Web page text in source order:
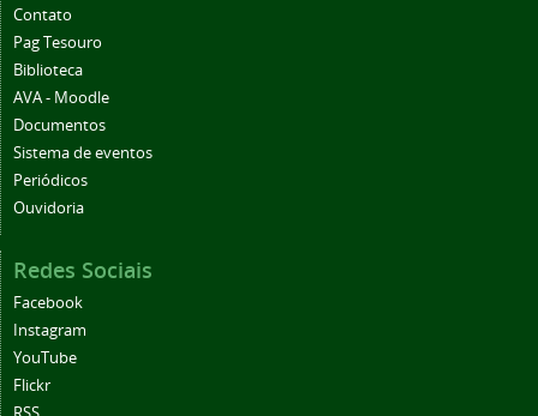
Contato
Pag Tesouro
Biblioteca
AVA - Moodle
Documentos
Sistema de eventos
Periódicos
Ouvidoria
Redes Sociais
Facebook
Instagram
YouTube
Flickr